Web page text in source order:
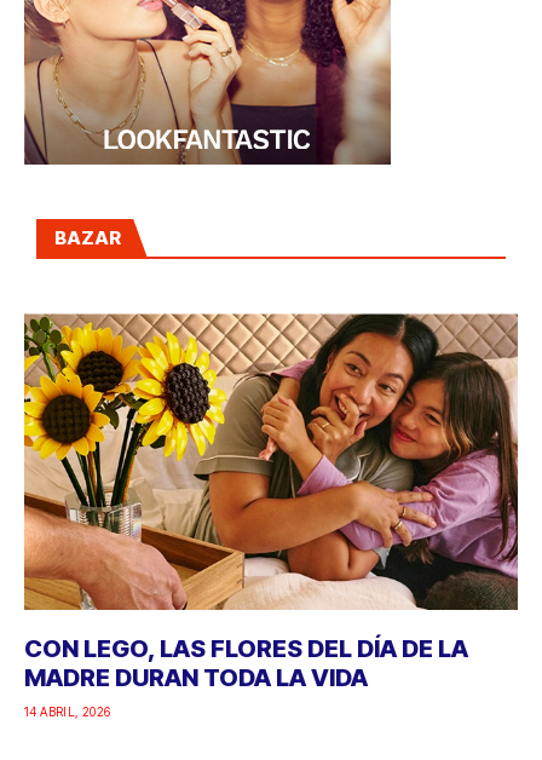
BAZAR
CON LEGO, LAS FLORES DEL DÍA DE LA
MADRE DURAN TODA LA VIDA
14 ABRIL, 2026